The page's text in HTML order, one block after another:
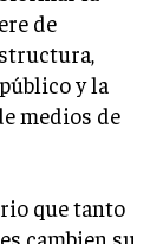
de
y la
medios de
que tanto
cambien su